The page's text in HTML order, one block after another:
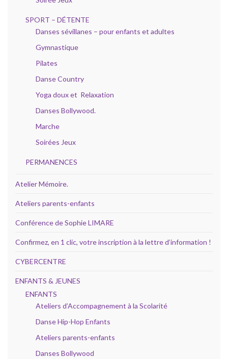
SPORT – DÉTENTE
Danses sévillanes – pour enfants et adultes
Gymnastique
Pilates
Danse Country
Yoga doux et Relaxation
Danses Bollywood.
Marche
Soirées Jeux
PERMANENCES
Atelier Mémoire.
Ateliers parents-enfants
Conférence de Sophie LIMARE
Confirmez, en 1 clic, votre inscription à la lettre d’information !
CYBERCENTRE
ENFANTS & JEUNES
ENFANTS
Ateliers d’Accompagnement à la Scolarité
Danse Hip-Hop Enfants
Ateliers parents-enfants
Danses Bollywood